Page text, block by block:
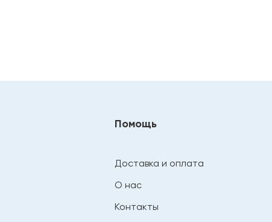
Помощь
Доставка и оплата
О нас
Контакты